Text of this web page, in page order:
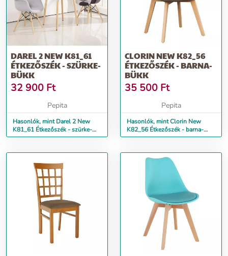
DAREL 2 NEW K81_61
ÉTKEZŐSZÉK - SZÜRKE-
BÜKK
32 900 Ft
Pepita
Hasonlók, mint Darel 2 New
K81_61 Étkezőszék - szürke-
bükk
CLORIN NEW K82_56
ÉTKEZŐSZÉK - BARNA-
BÜKK
35 500 Ft
Pepita
Hasonlók, mint Clorin New
K82_56 Étkezőszék - barna-
bükk